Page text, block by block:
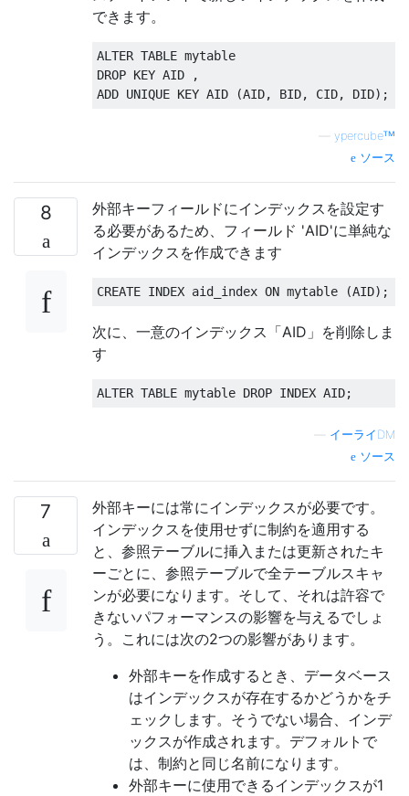
できます。
ALTER TABLE
DROP KEY AID
,
ADD UNIQUE KEY AID (AID, BID, CID, DID);
ypercubeᵀᴹ
ソース
8
外部キーフィールドにインデックスを設定す
る必要があるため、フィールド 'AID'に単純な
インデックスを作成できます
CREATE INDEX aid_index ON mytable (AID);
次に、一意のインデックス「AID」を削除しま
す
ALTER TABLE mytable DROP INDEX AID;
イーライDM
ソース
7
外部キーには常にインデックスが必要です。
インデックスを使用せずに制約を適用する
と、参照テーブルに挿入または更新されたキ
ーごとに、参照テーブルで全テーブルスキャ
ンが必要になります。そして、それは許容で
きないパフォーマンスの影響を与えるでしょ
う。これには次の2つの影響があります。
外部キーを作成するとき、データベース
はインデックスが存在するかどうかをチ
ェックします。そうでない場合、インデ
ックスが作成されます。デフォルトで
は、制約と同じ名前になります。
外部キーに使用できるインデックスが1